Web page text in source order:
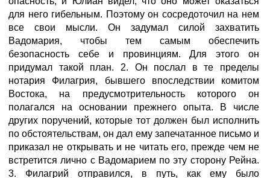
для него гибельным. Поэтому он сосредоточил на нем
все свои мысли. Он задумал силой захватить
Вадомария, чтобы тем самым обеспечить
безопасность себе и провинциям. Для этого он
придумал такой план. 2. Он послал в те пределы
нотария Филагрия, бывшего впоследствии комитом
Востока, на предусмотрительность которого он
полагался на основании прежнего опыта. В числе
других поручений, которые тот должен был исполнить
по обстоятельствам, он дал ему запечатанное письмо и
приказал не открывать и не читать его, прежде чем не
встретится лично с Вадомарием по эту сторону Рейна.
3. Филагрий отправился, в путь, как ему было